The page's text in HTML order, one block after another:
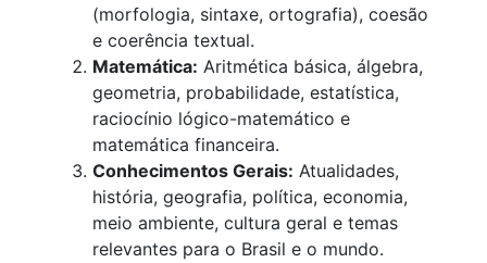
(morfologia, sintaxe, ortografia), coesão
e coerência textual.
Matemática: Aritmética básica, álgebra,
geometria, probabilidade, estatística,
raciocínio lógico-matemático e
matemática financeira.
Conhecimentos Gerais: Atualidades,
história, geografia, política, economia,
meio ambiente, cultura geral e temas
relevantes para o Brasil e o mundo.